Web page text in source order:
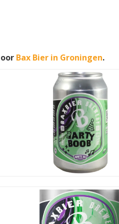
Bax Bier in Groningen.